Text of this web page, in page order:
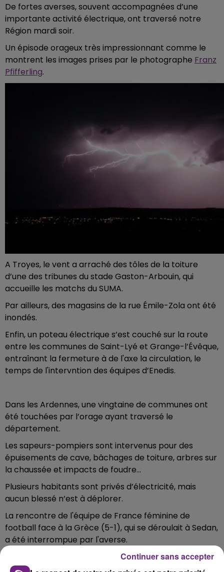
De fortes averses, souvent accompagnées d’une
importante activité électrique, ont traversé notre
Région mardi soir.
Un épisode orageux très impressionnant comme le
montrent les images prises par le photographe Franz
Pfifferling.
A Troyes, le vent a arraché des tôles de la toiture
d’une des tribunes du stade Gaston-Arbouin, qui
accueille les matchs du SUMA.
Par ailleurs, des magasins de la rue Émile-Zola ont été
inondés.
Enfin, un poteau électrique s’est couché sur la route
entre les communes de Saint-Lyé et Grange-l’Évêque,
entraînant la fermeture à de l'axe la circulation, le
temps de l'intervntion des équipes d’Enedis.
Dans les Ardennes, une vingtaine de communes ont
été touchées par l’orage ayant traversé le
département.
Les sapeurs-pompiers sont intervenus pour des
épuisements de cave, bâchages de toiture, arbres sur
la chaussée et impacts de foudre...
Plusieurs habitants sont privés d’électricité, mais
aucun blessé n’est à déplorer.
La rencontre de l'équipe de France féminine de
football face à la Grèce (5-1), qui se déroulait à Sedan,
a été interrompue par l'averse.
Continuer sans accepter